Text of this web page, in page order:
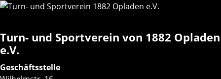
Turn- und Sportverein von 1882 Opladen
e.V.
Geschäftsstelle